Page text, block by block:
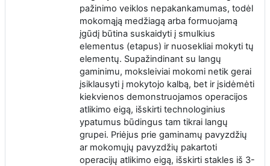
pažinimo veiklos nepakankamumas, todėl
mokomąją medžiagą arba formuojamą
įgūdį būtina suskaidyti į smulkius
elementus (etapus) ir nuosekliai mokyti tų
elementų. Supažindinant su langų
gaminimu, moksleiviai mokomi netik gerai
įsiklausyti į mokytojo kalbą, bet ir įsidėmėti
kiekvienos demonstruojamos operacijos
atlikimo eigą, išskirti technologinius
ypatumus būdingus tam tikrai langų
grupei. Priėjus prie gaminamų pavyzdžių
ar mokomųjų pavyzdžių pakartoti
operacijų atlikimo eigą, išskirti stakles iš 3-